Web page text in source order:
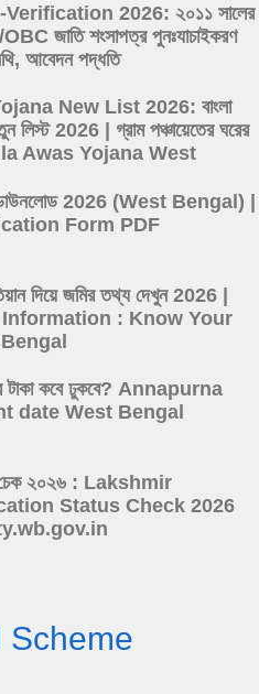
2026: ২০১১ সালের
জাতি শংসাপত্র পুনঃযাচাইকরণ
আবেদন পদ্ধতি
New List 2026: বাংলা
লিস্ট 2026 | গ্রাম পঞ্চায়েতের ঘরের
Awas Yojana West
ডাউনলোড 2026 (West Bengal) |
Form PDF
দিয়ে জমির তথ্য দেখুন 2026 |
: Know Your
টাকা কবে ঢুকবে? Annapurna
date West Bengal
চেক ২০২৬ : Lakshmir
Status Check 2026
Scheme